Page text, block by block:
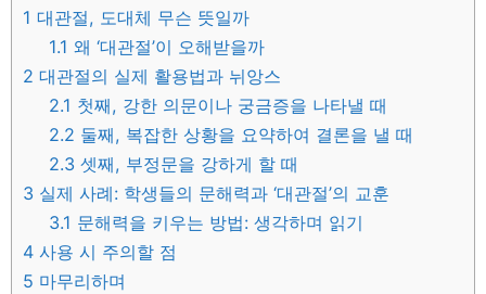
1 대관절, 도대체 무슨 뜻일까
1.1 왜 ‘대관절’이 오해받을까
2 대관절의 실제 활용법과 뉘앙스
2.1 첫째, 강한 의문이나 궁금증을 나타낼 때
2.2 둘째, 복잡한 상황을 요약하여 결론을 낼 때
2.3 셋째, 부정문을 강하게 할 때
3 실제 사례: 학생들의 문해력과 ‘대관절’의 교훈
3.1 문해력을 키우는 방법: 생각하며 읽기
4 사용 시 주의할 점
5 마무리하며